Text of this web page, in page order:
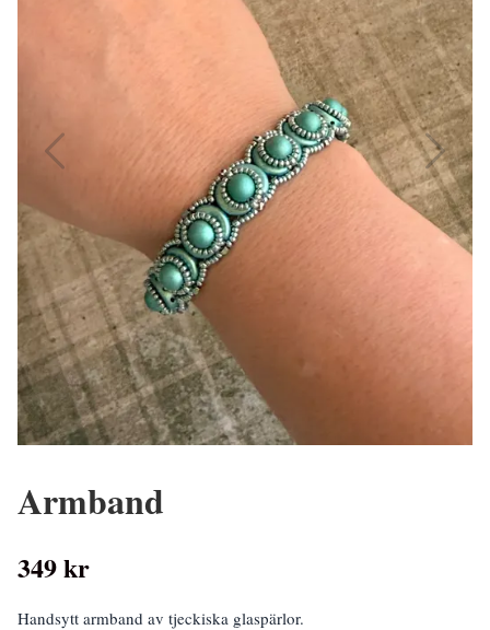
Armband
349 kr
Handsytt armband av tjeckiska glaspärlor.